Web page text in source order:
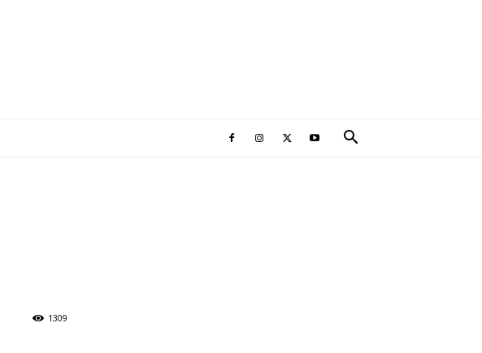
1309